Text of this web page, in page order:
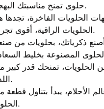
حلوى تمنح مناسبتك البهجة.
الحلويات الراقية، أقوى تجربة.
الحلويات، تمنحك قدر كبير
اللذة.
الأحلام، يبدأ بتناول قطعة
الحلوى.